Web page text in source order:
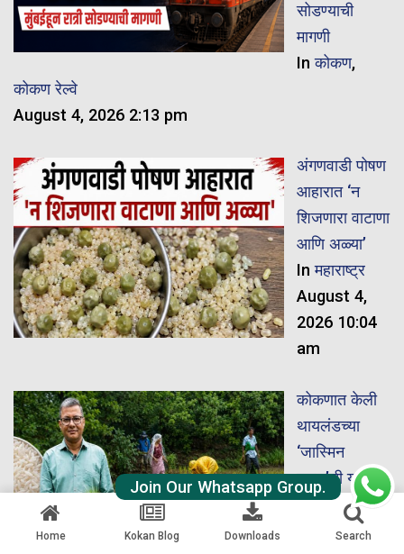
सोडण्याची
मागणी
Inकोकण,
कोकण रेल्वे
August 4, 2026 2:13 pm
अंगणवाडी पोषण
आहारात ‘न
शिजणारा वाटाणा
आणि अळ्या’
Inमहाराष्ट्र
August 4,
2026 10:04
am
कोकणात केली
थायलंडच्या
‘जास्मिन
राइस’ची यशस्वी
लागवड
कोकण,
Home Kokan Blog Downloads Search
Join Our Whatsapp Group.